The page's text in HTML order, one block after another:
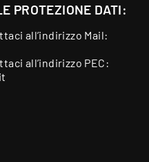
PROTEZIONE DATI:
all’indirizzo Mail:
all’indirizzo PEC: